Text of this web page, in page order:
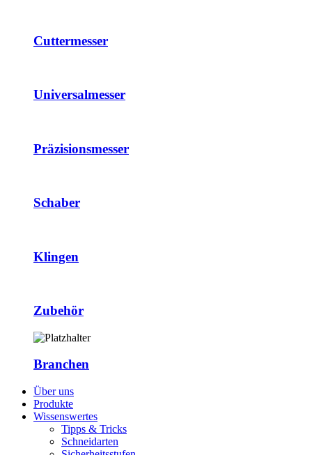
Cuttermesser
Universalmesser
Präzisionsmesser
Schaber
Klingen
Zubehör
Branchen
Über uns
Produkte
Wissenswertes
Tipps & Tricks
Schneidarten